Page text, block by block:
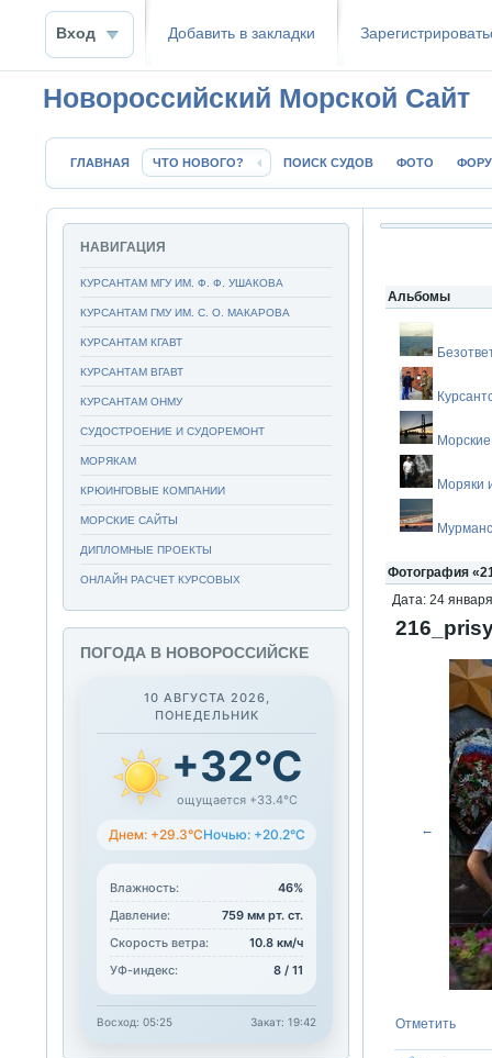
Вход Добавить в закладки
Новороссийский Морской Сайт
ГЛАВНАЯ ЧТО НОВОГО? ПОИСК СУДОВ ФОТО
Альбомы
Моряки
Фотография
Дата: 24
←
Отметить
НАВИГАЦИЯ
КУРСАНТАМ МГУ ИМ. Ф. Ф. УШАКОВА
КУРСАНТАМ ГМУ ИМ. С. О. МАКАРОВА
КУРСАНТАМ КГАВТ
КУРСАНТАМ ВГАВТ
КУРСАНТАМ ОНМУ
СУДОСТРОЕНИЕ И СУДОРЕМОНТ
МОРЯКАМ
КРЮИНГОВЫЕ КОМПАНИИ
МОРСКИЕ САЙТЫ
ДИПЛОМНЫЕ ПРОЕКТЫ
ОНЛАЙН РАСЧЕТ КУРСОВЫХ
ПОГОДА В НОВОРОССИЙСКЕ
10 АВГУСТА 2026,
ПОНЕДЕЛЬНИК
+32°C
ощущается +33.4°C
Днем: +29.3°CНочью: +20.2°C
Влажность:
46%
Давление:
759 мм рт. ст.
Скорость ветра:
10.8 км/ч
УФ-индекс:
8 / 11
Восход: 05:25 Закат: 19:42